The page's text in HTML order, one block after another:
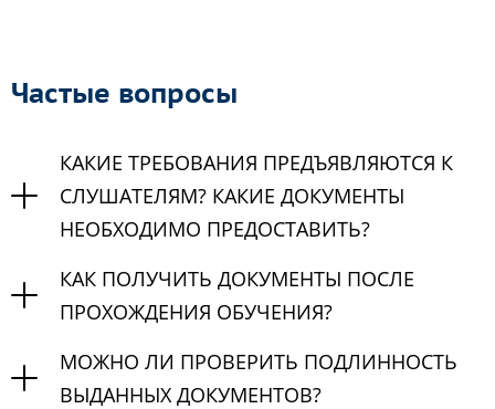
Частые вопросы
КАКИЕ ТРЕБОВАНИЯ ПРЕДЪЯВЛЯЮТСЯ К
СЛУШАТЕЛЯМ? КАКИЕ ДОКУМЕНТЫ
НЕОБХОДИМО ПРЕДОСТАВИТЬ?
КАК ПОЛУЧИТЬ ДОКУМЕНТЫ ПОСЛЕ
ПРОХОЖДЕНИЯ ОБУЧЕНИЯ?
МОЖНО ЛИ ПРОВЕРИТЬ ПОДЛИННОСТЬ
ВЫДАННЫХ ДОКУМЕНТОВ?